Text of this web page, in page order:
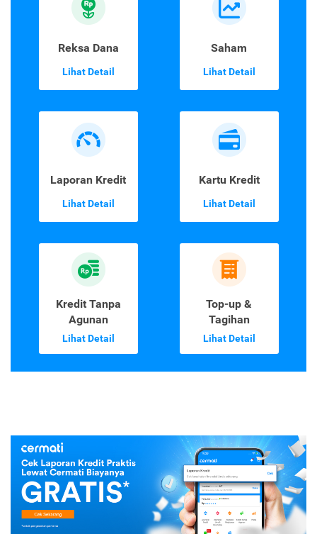
Reksa Dana
Lihat Detail
Saham
Lihat Detail
Laporan Kredit
Lihat Detail
Kartu Kredit
Lihat Detail
Kredit Tanpa
Agunan
Lihat Detail
Top-up &
Tagihan
Lihat Detail